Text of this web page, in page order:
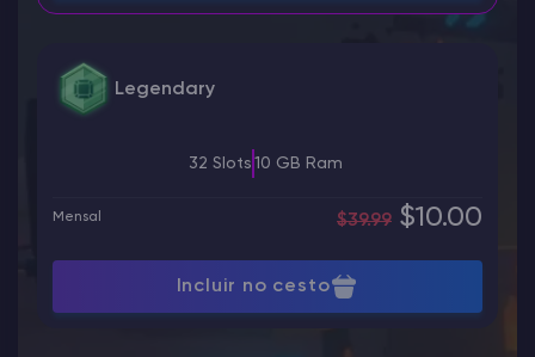
Legendary
32 Slots 10 GB Ram
Mensal $39.99 $10.00
Incluir no cesto